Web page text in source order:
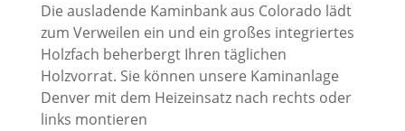
Die ausladende Kaminbank aus Colorado lädt
zum Verweilen ein und ein großes integriertes
Holzfach beherbergt Ihren täglichen
Holzvorrat. Sie können unsere Kaminanlage
Denver mit dem Heizeinsatz nach rechts oder
links montieren